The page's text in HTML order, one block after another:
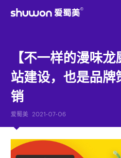
【不一样的漫味
站建设，也是品牌
销
爱蜀美 2021-07-06